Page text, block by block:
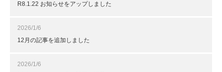
R8.1.22 お知らせをアップしました
2026/1/6
12月の記事を追加しました
2026/1/6